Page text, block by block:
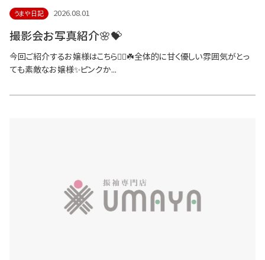
うまや日記 2026.08.01
撮影会お写真紹介🌸💝
今回ご紹介するお嬢様はこちら💁‍♀️☘️全体的に甘く優しい雰囲気がとっ
ても素敵なお嬢様✨ピンクか...